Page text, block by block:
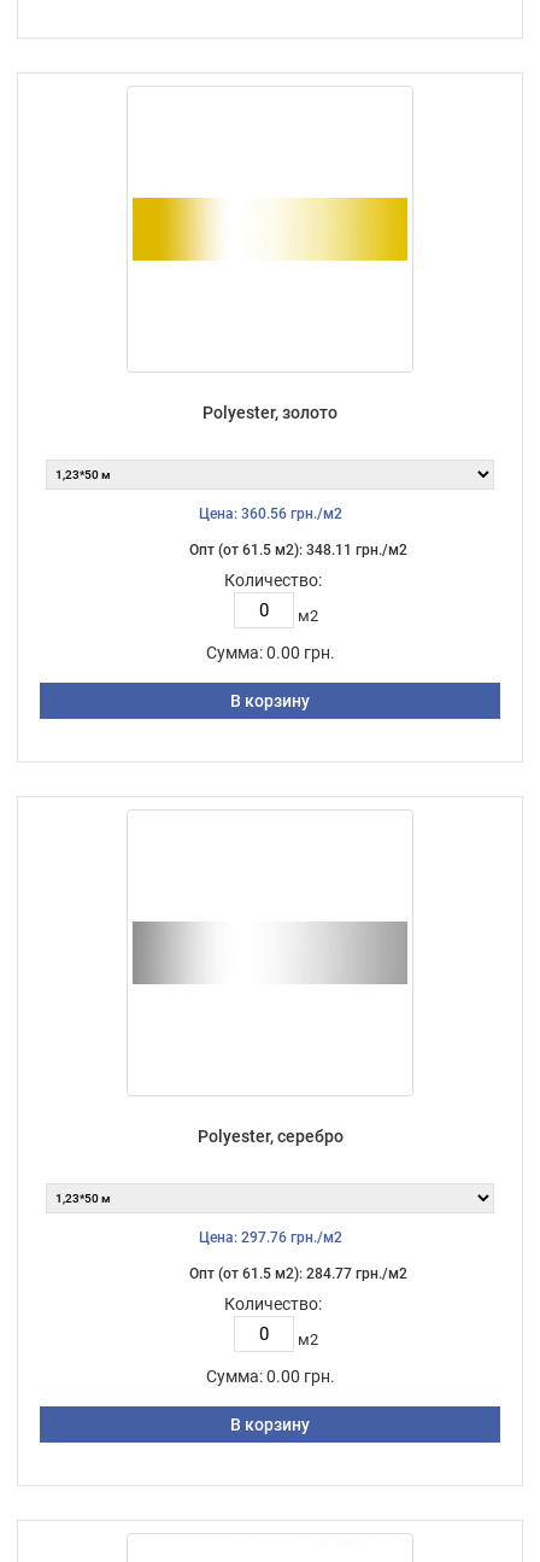
Polyester, золото
Цена: 360.56 грн./м2
Опт (от 61.5 м2): 348.11 грн./м2
Количество:
м2
Сумма: 0.00 грн.
В корзину
Polyester, серебро
Цена: 297.76 грн./м2
Опт (от 61.5 м2): 284.77 грн./м2
Количество:
м2
Сумма: 0.00 грн.
В корзину